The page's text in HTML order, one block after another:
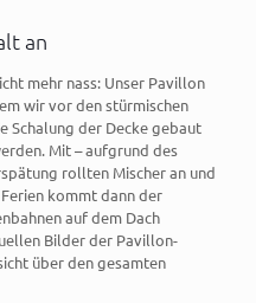
an
mehr nass: Unser Pavillon
wir vor den stürmischen
Schalung der Decke gebaut
Mit – aufgrund des
rollten Mischer an und
kommt dann der
auf dem Dach
Bilder der Pavillon-
über den gesamten